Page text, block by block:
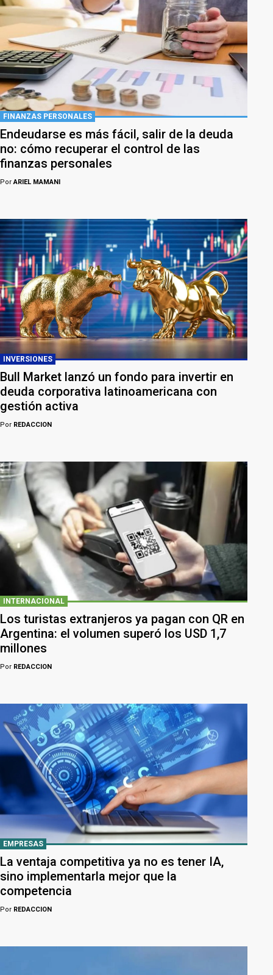
FINANZAS PERSONALES
Endeudarse es más fácil, salir de la deuda
no: cómo recuperar el control de las
finanzas personales
PorARIEL MAMANI
INVERSIONES
Bull Market lanzó un fondo para invertir en
deuda corporativa latinoamericana con
gestión activa
Por REDACCION
INTERNACIONAL
Los turistas extranjeros ya pagan con QR en
Argentina: el volumen superó los USD 1,7
millones
Por REDACCION
EMPRESAS
La ventaja competitiva ya no es tener IA,
sino implementarla mejor que la
competencia
Por REDACCION